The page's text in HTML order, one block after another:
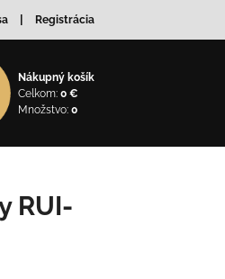
Registrácia
Nákupný košík
Celkom: 0 €
Množstvo: 0
RUI-